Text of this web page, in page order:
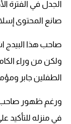
الجدل في الفترة
صانع المحتوى
صاحب هذا البيدج
ولكن من وراء
الطفلين جابر
ورغم ظهور صاحب
في منزله